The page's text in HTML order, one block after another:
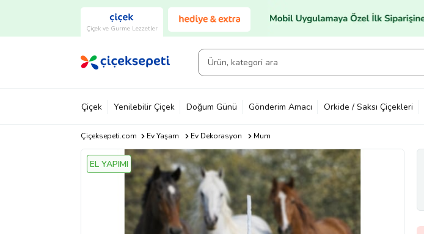
Çiçek ve Gurme Lezzetler
Çiçek Yenilebilir Çiçek Doğum Günü Gönderim Amacı Orkide / Saksı Çiçekleri
Çiçeksepeti.com Ev Yaşam Ev Dekorasyon Mum
EL YAPIMI